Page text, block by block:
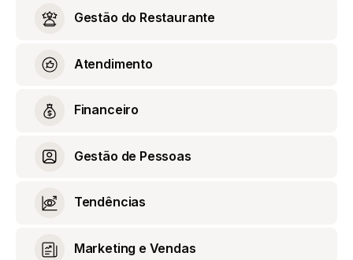
Gestão do Restaurante
Atendimento
Financeiro
Gestão de Pessoas
Tendências
Marketing e Vendas